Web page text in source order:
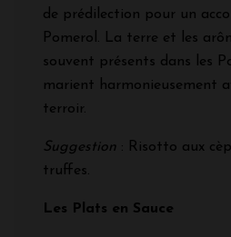
de prédilection pour un
Pomerol. La terre et les
souvent présents dans les
marient harmonieusement
terroir.
Suggestion : Risotto aux
truffes.
Les Plats en Sauce